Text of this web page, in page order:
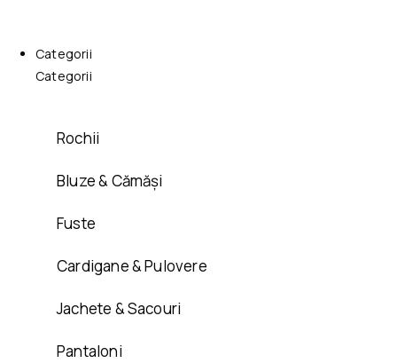
Categorii
Categorii
Rochii
Bluze & Cămăși
Fuste
Cardigane & Pulovere
Jachete & Sacouri
Pantaloni